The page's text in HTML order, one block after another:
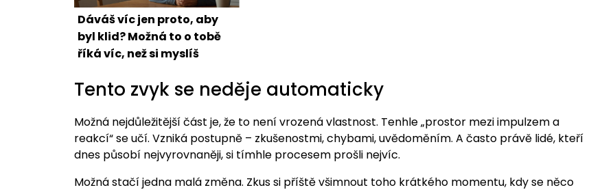
Dáváš víc jen proto, aby
byl klid? Možná to o tobě
říká víc, než si myslíš
Tento zvyk se neděje automaticky
Možná nejdůležitější část je, že to není vrozená vlastnost. Tenhle „prostor mezi impulzem a
reakcí“ se učí. Vzniká postupně – zkušenostmi, chybami, uvědoměním. A často právě lidé, kteří
dnes působí nejvyrovnaněji, si tímhle procesem prošli nejvíc.
Možná stačí jedna malá změna. Zkus si příště všimnout toho krátkého momentu, kdy se něco